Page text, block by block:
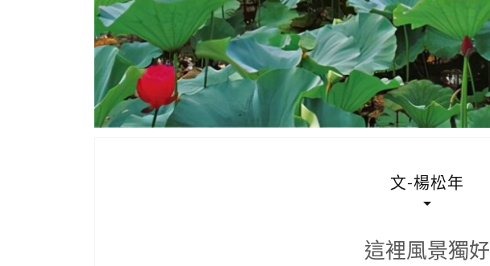
文-楊松年
這裡風景獨好